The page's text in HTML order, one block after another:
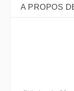
A PROPOS